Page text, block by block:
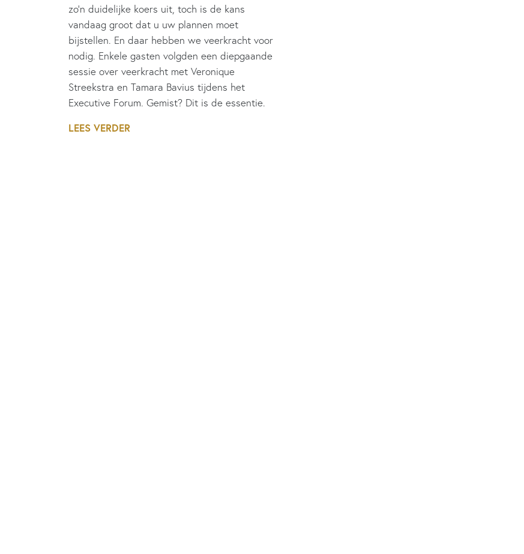
zo’n duidelijke koers uit, toch is de kans
vandaag groot dat u uw plannen moet
bijstellen. En daar hebben we veerkracht voor
nodig. Enkele gasten volgden een diepgaande
sessie over veerkracht met Veronique
Streekstra en Tamara Bavius tijdens het
Executive Forum. Gemist? Dit is de essentie.
LEES VERDER